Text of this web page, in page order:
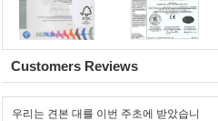
Customers Reviews
우리는 견본 대를 이번 주초에 받았습니